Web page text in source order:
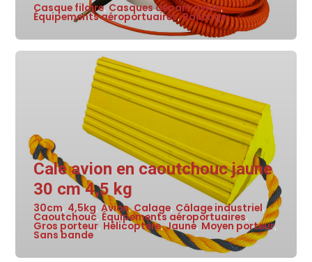
Casque filaire,Casques départ avion,
Équipements aéroportuaires,Rallonge
Cale avion en caoutchouc jaune
30 cm 4,5 kg
30cm, 4,5kg, Avion,Calage, Câlage industriel,
Caoutchouc, Équipements aéroportuaires,
Gros porteur, Hélicoptère,Jaune, Moyen porteur,
Sans bande